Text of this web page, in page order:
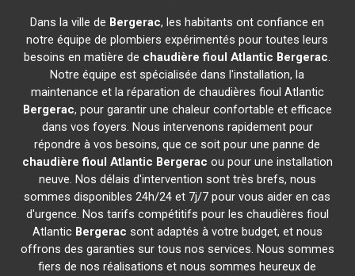
Dans la ville de Bergerac, les habitants ont confiance en
notre équipe de plombiers expérimentés pour toutes leurs
besoins en matière de chaudière fioul Atlantic Bergerac.
Notre équipe est spécialisée dans l'installation, la
maintenance et la réparation de chaudières fioul Atlantic
Bergerac, pour garantir une chaleur confortable et efficace
dans vos foyers. Nous intervenons rapidement pour
répondre à vos besoins, que ce soit pour une panne de
chaudière fioul Atlantic Bergerac ou pour une installation
neuve. Nos délais d'intervention sont très brefs, nous
sommes disponibles 24h/24 et 7j/7 pour vous aider en cas
d'urgence. Nos tarifs compétitifs pour les chaudières fioul
Atlantic Bergerac sont adaptés à votre budget, et nous
offrons des garanties sur tous nos services. Nous sommes
fiers de nos réalisations et nous sommes heureux de